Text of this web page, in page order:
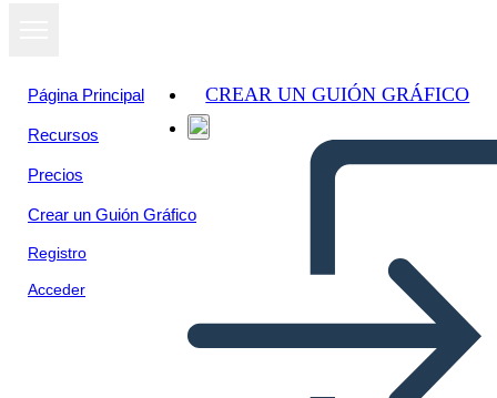
Página Principal
Recursos
Precios
Crear un Guión Gráfico
Registro
Acceder
CREAR UN GUIÓN GRÁFICO
Ver como
presentación